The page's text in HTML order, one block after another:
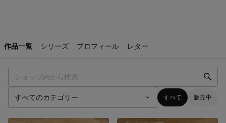
作品一覧 シリーズ プロフィール レター
すべて 販売中